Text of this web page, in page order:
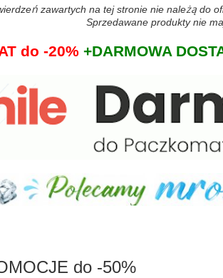
zawartych na tej stronie nie należą do
Sprzedawane produkty nie
do -20%+DARMOWA
do -50%